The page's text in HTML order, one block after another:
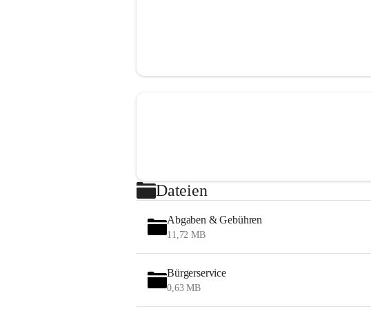
Dateien
Abgaben & Gebühren
11,72 MB
Bürgerservice
0,63 MB